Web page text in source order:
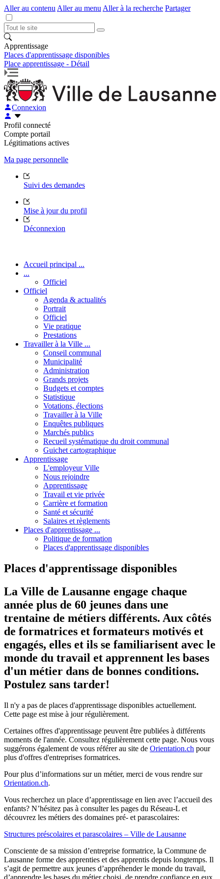
Aller au contenu Aller au menu Aller à la recherche Partager
Apprentissage
Places d'apprentissage disponibles
Place apprentissage - Détail
Connexion
Profil connecté
Compte portail
Légitimations actives
Ma page personnelle
Suivi des demandes
Mise à jour du profil
Déconnexion
Accueil principal ...
...
Officiel
Officiel
Agenda & actualités
Portrait
Officiel
Vie pratique
Prestations
Travailler à la Ville ...
Conseil communal
Municipalité
Administration
Grands projets
Budgets et comptes
Statistique
Votations, élections
Travailler à la Ville
Enquêtes publiques
Marchés publics
Recueil systématique du droit communal
Guichet cartographique
Apprentissage
L'employeur Ville
Nous rejoindre
Apprentissage
Travail et vie privée
Carrière et formation
Santé et sécurité
Salaires et règlements
Places d'apprentissage ...
Politique de formation
Places d'apprentissage disponibles
Places d'apprentissage disponibles
La Ville de Lausanne engage chaque
année plus de 60 jeunes dans une
trentaine de métiers différents. Aux côtés
de formatrices et formateurs motivés et
engagés, elles et ils se familiarisent avec le
monde du travail et apprennent les bases
d'un métier dans de bonnes conditions.
Postulez sans tarder!
Il n'y a pas de places d'apprentissage disponibles actuellement.
Cette page est mise à jour régulièrement.
Certaines offres d'apprentissage peuvent être publiées à différents
moments de l'année. Consultez régulièrement cette page. Nous vous
suggérons également de vous référer au site de Orientation.ch pour
plus d'offres d'entreprises formatrices.
Pour plus d’informations sur un métier, merci de vous rendre sur
Orientation.ch.
Vous recherchez un place d’apprentissage en lien avec l’accueil des
enfants? N’hésitez pas à consulter les pages du Réseau-L et
découvrez les métiers des domaines pré- et parascolaires:
Structures préscolaires et parascolaires – Ville de Lausanne
Consciente de sa mission d’entreprise formatrice, la Commune de
Lausanne forme des apprenties et des apprentis depuis longtemps. Il
s’agit de permettre aux jeunes d’appréhender le monde du travail,
d’apprendre les bases du métier choisi, de prendre confiance en eux